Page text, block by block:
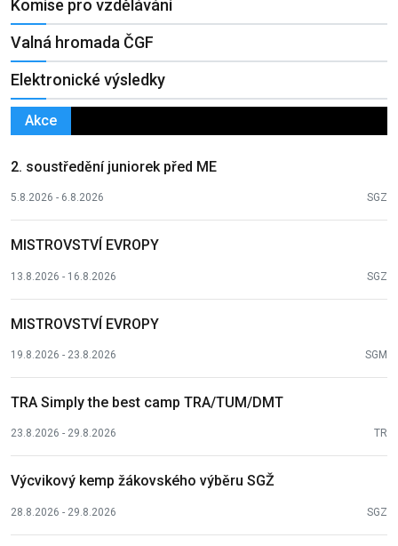
Komise pro vzdělávání
Valná hromada ČGF
Elektronické výsledky
Akce
2. soustředění juniorek před ME
5.8.2026 - 6.8.2026 SGZ
MISTROVSTVÍ EVROPY
13.8.2026 - 16.8.2026 SGZ
MISTROVSTVÍ EVROPY
19.8.2026 - 23.8.2026 SGM
TRA Simply the best camp TRA/TUM/DMT
23.8.2026 - 29.8.2026 TR
Výcvikový kemp žákovského výběru SGŽ
28.8.2026 - 29.8.2026 SGZ